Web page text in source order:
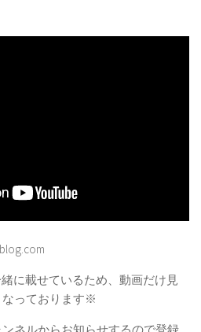
に載せているため、動画だけ見
なっております※